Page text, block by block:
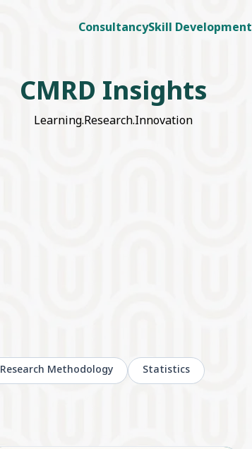
ConsultancySkill Development
CMRD Insights
Learning.Research.Innovation
Research Methodology Statistics